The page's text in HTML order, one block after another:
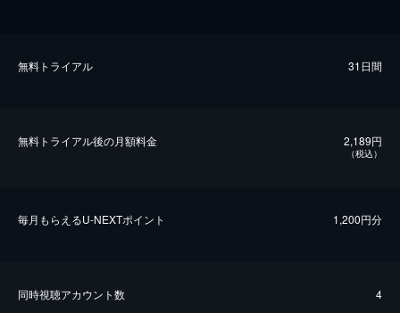
無料トライアル 31日間
無料トライアル後の⽉額料金 2,189円
（税込）
毎⽉もらえるU-NEXTポイント 1,200円分
同時視聴アカウント数 4